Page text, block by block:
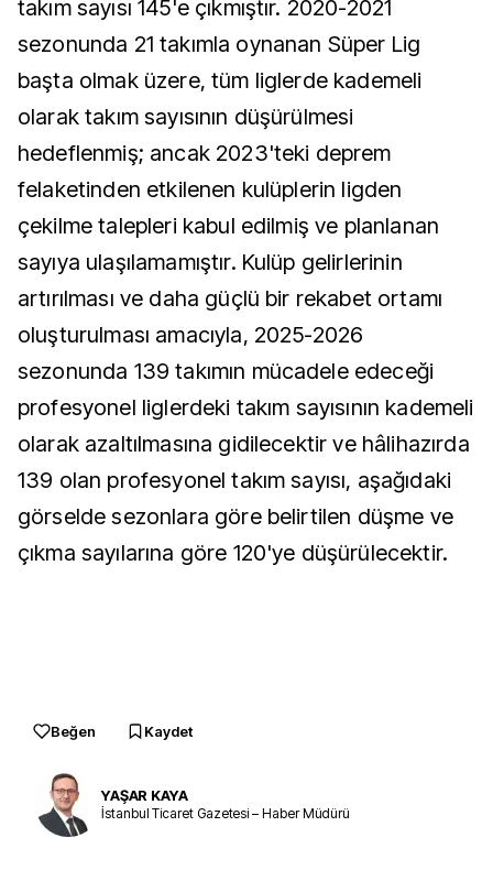
takım sayısı 145'e çıkmıştır. 2020-2021
sezonunda 21 takımla oynanan Süper Lig
başta olmak üzere, tüm liglerde kademeli
olarak takım sayısının düşürülmesi
hedeflenmiş; ancak 2023'teki deprem
felaketinden etkilenen kulüplerin ligden
çekilme talepleri kabul edilmiş ve planlanan
sayıya ulaşılamamıştır. Kulüp gelirlerinin
artırılması ve daha güçlü bir rekabet ortamı
oluşturulması amacıyla, 2025-2026
sezonunda 139 takımın mücadele edeceği
profesyonel liglerdeki takım sayısının kademeli
olarak azaltılmasına gidilecektir ve hâlihazırda
139 olan profesyonel takım sayısı, aşağıdaki
görselde sezonlara göre belirtilen düşme ve
çıkma sayılarına göre 120'ye düşürülecektir.
Beğen Kaydet
YAŞAR KAYA
İstanbul Ticaret Gazetesi – Haber Müdürü